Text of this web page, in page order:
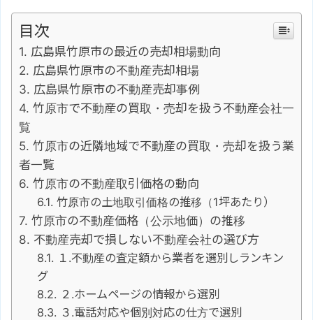
目次
広島県竹原市の最近の売却相場動向
広島県竹原市の不動産売却相場
広島県竹原市の不動産売却事例
竹原市で不動産の買取・売却を扱う不動産会社一
覧
竹原市の近隣地域で不動産の買取・売却を扱う業
者一覧
竹原市の不動産取引価格の動向
竹原市の土地取引価格の推移（1坪あたり）
竹原市の不動産価格（公示地価）の推移
不動産売却で損しない不動産会社の選び方
１.不動産の査定額から業者を選別しランキン
グ
２.ホームページの情報から選別
３.電話対応や個別対応の仕方で選別